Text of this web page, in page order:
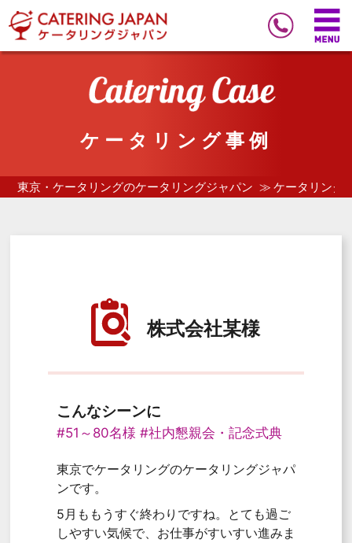
ケータリング事例
東京・ケータリングのケータリングジャパン ケータリング
株式会社某様
こんなシーンに
#51～80名様 #社内懇親会・記念式典
東京でケータリングのケータリングジャパ
ンです。
5月ももうすぐ終わりですね。とても過ご
しやすい気候で、お仕事がすいすい進みま